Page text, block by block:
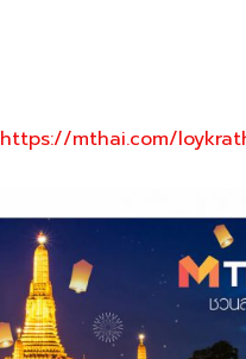
https://mthai.com/